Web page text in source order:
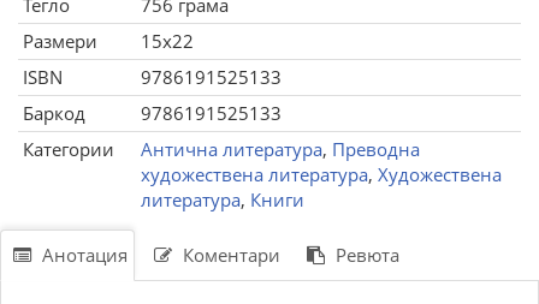
Тегло
756 грама
Размери
15x22
ISBN
9786191525133
Баркод
9786191525133
Категории
Антична литература, Преводна
художествена литература, Художествена
литература, Книги
Анотация Коментари Ревюта